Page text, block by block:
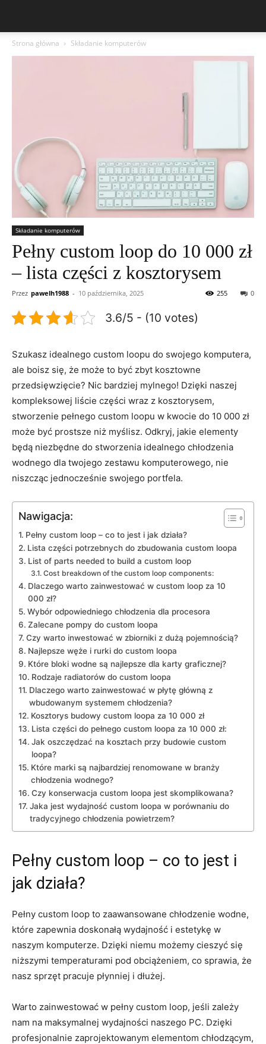
Strona główna Składanie komputerów
Składanie komputerów
Pełny custom loop do 10 000 zł
– lista części z kosztorysem
Przez pawelh1988 - 10 października, 2025 0
255
3.6/5 - (10 votes)
Szukasz‍ idealnego custom loopu do swojego komputera,
ale ‌boisz się,⁤ że może to ⁤być zbyt kosztowne
przedsięwzięcie? Nic bardziej​ mylnego! Dzięki naszej⁤
kompleksowej liście części ​wraz z kosztorysem,
stworzenie⁢ pełnego custom loopu w kwocie⁤ do 10 000 zł
może być‍ prostsze niż myślisz. Odkryj, jakie elementy
będą niezbędne do stworzenia idealnego chłodzenia
wodnego dla twojego zestawu komputerowego, nie
niszcząc jednocześnie ‍swojego portfela.
Nawigacja:
Pełny custom loop – co to​ jest i jak działa?
Lista‌ części⁣ potrzebnych do zbudowania ⁤custom loopa
List ⁣of parts⁤ needed ​to​ build a custom​ loop
Cost breakdown of the custom loop components:
Dlaczego warto zainwestować ⁢w custom loop za 10⁢
000⁤ zł?
Wybór odpowiedniego chłodzenia dla procesora
Zalecane pompy do‌ custom loopa
Czy warto inwestować w zbiorniki z dużą pojemnością?
Najlepsze węże i rurki​ do ‌custom ‍loopa
Które bloki wodne są najlepsze dla karty graficznej?
Rodzaje radiatorów do custom ⁣loopa
Dlaczego warto zainwestować w płytę główną⁣ z
⁢wbudowanym systemem chłodzenia?
Kosztorys budowy custom loopa‌ za 10 000 zł
Lista ⁢części⁣ do pełnego custom loopa za 10 000 zł:
Jak ⁣oszczędzać ​na ⁤kosztach przy budowie ​custom
loopa?
Które marki są najbardziej renomowane w branży
‍chłodzenia ⁤wodnego?
Czy konserwacja ‌custom loopa⁤ jest skomplikowana?
Jaka jest wydajność⁣ custom loopa w porównaniu ⁢do⁢
tradycyjnego chłodzenia powietrzem?
Pełny custom loop – co to​ jest i
jak działa?
Pełny custom loop to zaawansowane chłodzenie wodne,
‍które zapewnia doskonałą wydajność⁤ i ‍estetykę w
naszym komputerze. ‌Dzięki niemu możemy cieszyć się
niższymi temperaturami pod obciążeniem,⁢ co sprawia, że
nasz sprzęt ⁤pracuje płynniej i dłużej.
Warto zainwestować⁢ w‍ pełny⁢ custom⁣ loop,​ jeśli zależy
nam ⁣na maksymalnej wydajności naszego PC. ‍Dzięki
profesjonalnie zaprojektowanym elementom‍ chłodzącym,